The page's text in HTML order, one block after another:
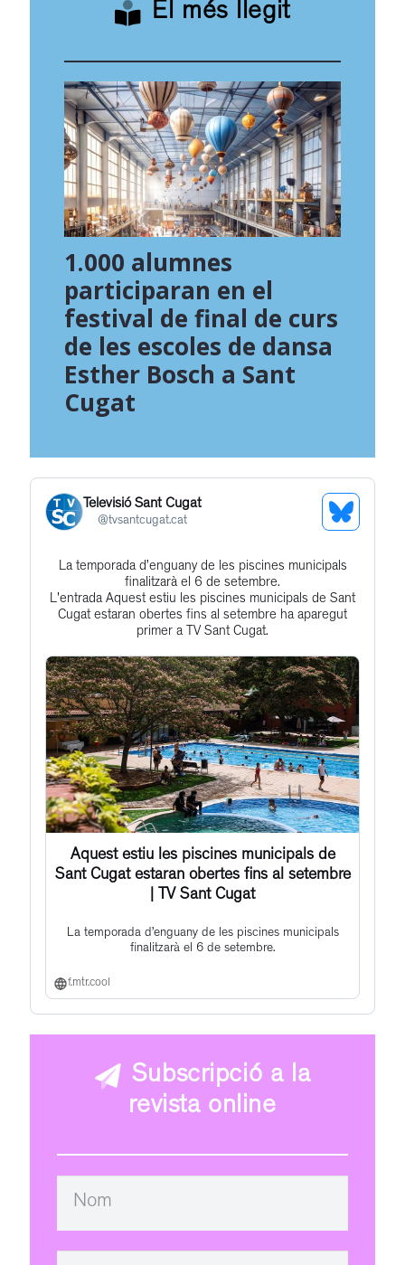
El més llegit
1.000 alumnes
participaran en el
festival de final de curs
de les escoles de dansa
Esther Bosch a Sant
Cugat
Televisió Sant Cugat
@tvsantcugat.cat
See
Profile
Get
to
this
La temporada d’enguany de les piscines municipals
finalitzarà el 6 de setembre.
L'entrada Aquest estiu les piscines municipals de Sant
Cugat estaran obertes fins al setembre ha aparegut
primer a TV Sant Cugat.
Aquest estiu les piscines municipals de
Sant Cugat estaran obertes fins al setembre
| TV Sant Cugat
La temporada d’enguany de les piscines municipals
finalitzarà el 6 de setembre.
f.mtr.cool
Subscripció a la
revista online